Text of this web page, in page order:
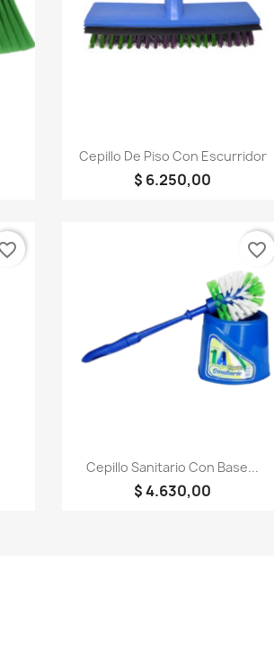
 Vista rápida
Cepillo De Piso Con Escurridor
$ 6.250,00
Vista rápida
Cepillo Sanitario Con Base...
$ 4.630,00
favorite_border